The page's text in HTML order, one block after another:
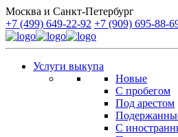
Москва и Санкт-Петербург
+7 (499) 649-22-92 +7 (909) 695-88-
Услуги выкупа
Новые
С пробегом
Под арестом
С